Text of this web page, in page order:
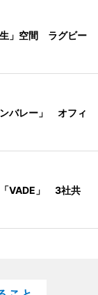
」空間 ラグビー
バレー」 オフィ
「VADE」 3社共